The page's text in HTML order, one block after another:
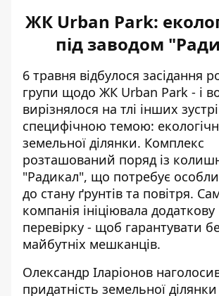
ЖК Urban Park:
під заводом
6 травня відбулося засідання
групи щодо ЖК Urban Park - і
вирізнялося на тлі інших
специфічною темою:
земельної ділянки. Комплекс
розташований поряд із
"Радикал", що потребує
до стану ґрунтів та повітря.
компанія ініціювала
перевірку - щоб гарантувати
майбутніх мешканців.
Олександр Іларіонов
придатність земельної